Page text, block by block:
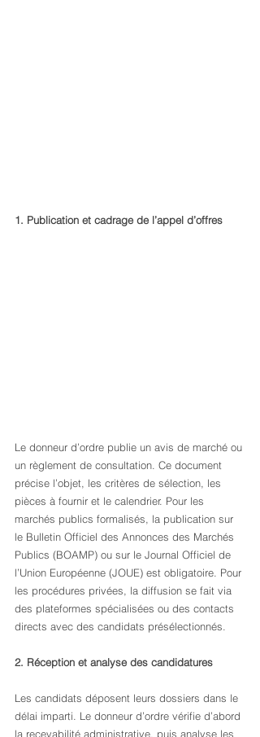
1. Publication et cadrage de l’appel d’offres
Le donneur d’ordre publie un avis de marché ou
un règlement de consultation. Ce document
précise l’objet, les critères de sélection, les
pièces à fournir et le calendrier. Pour les
marchés publics formalisés, la publication sur
le Bulletin Officiel des Annonces des Marchés
Publics (BOAMP) ou sur le Journal Officiel de
l’Union Européenne (JOUE) est obligatoire. Pour
les procédures privées, la diffusion se fait via
des plateformes spécialisées ou des contacts
directs avec des candidats présélectionnés.
2. Réception et analyse des candidatures
Les candidats déposent leurs dossiers dans le
délai imparti. Le donneur d’ordre vérifie d’abord
la recevabilité administrative, puis analyse les